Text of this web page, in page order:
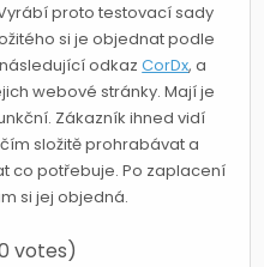
proto testovací sady
si je objednat podle
odkazCorDx, a
webové stránky. Mají je
Zákazník ihned vidí
složitě prohrabávat a
co potřebuje. Po zaplacení
si jej objedná.
votes)